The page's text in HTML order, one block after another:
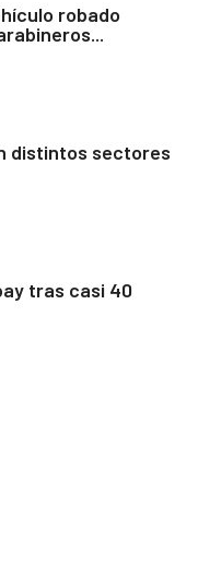
robado
distintos sectores
tras casi 40